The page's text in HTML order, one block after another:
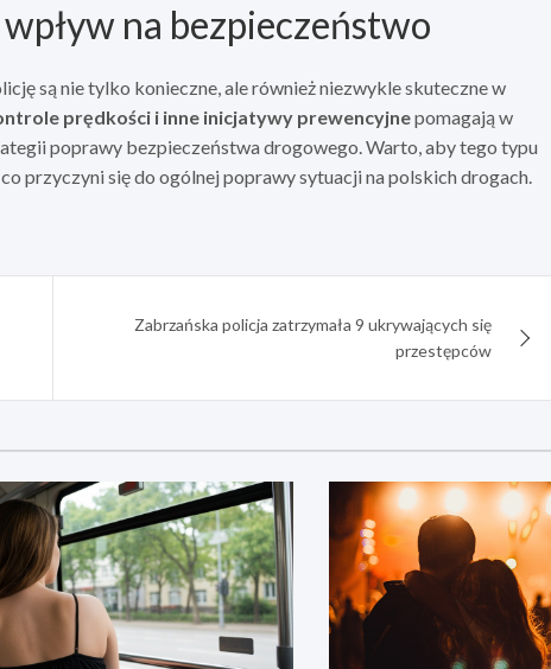
na bezpieczeństwo
są nie tylko konieczne, ale również niezwykle skuteczne w
prędkości i inne inicjatywy prewencyjnepomagają w
poprawy bezpieczeństwa drogowego. Warto, aby tego typu
przyczyni się do ogólnej poprawy sytuacji na polskich drogach.
Zabrzańska policja zatrzymała 9 ukrywających się
przestępców